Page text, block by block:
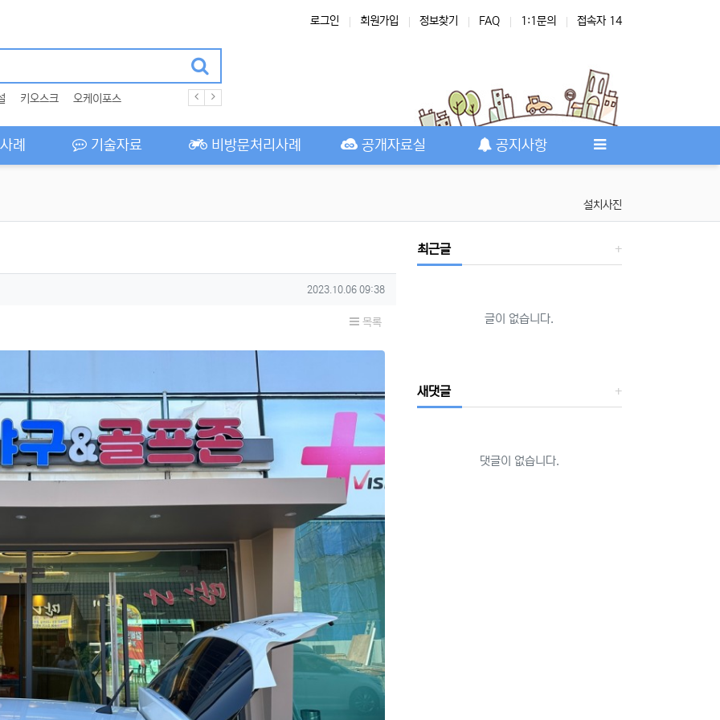
로그인 회원가입 정보찾기 FAQ 1:1문의 접속자 14
키오스크 오케이포스
례 기술자료 비방문처리사례 공개자료실 공지사항
설치사진
작성일
2023.10.06 09:38
목록
최근글
글이 없습니다.
새댓글
댓글이 없습니다.